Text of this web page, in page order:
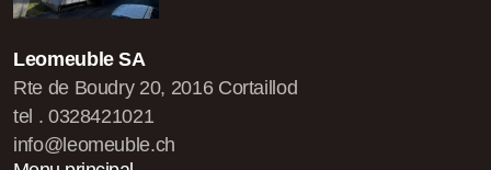
Leomeuble SA
Rte de Boudry 20, 2016 Cortaillod
tel . 0328421021
info@leomeuble.ch